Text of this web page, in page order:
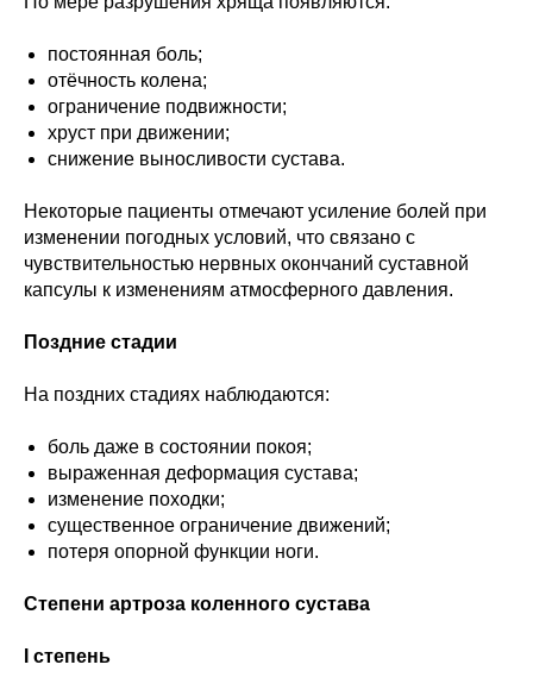
постоянная боль;
отёчность колена;
ограничение подвижности;
хруст при движении;
снижение выносливости сустава.
Некоторые пациенты отмечают усиление болей при
изменении погодных условий, что связано с
чувствительностью нервных окончаний суставной
капсулы к изменениям атмосферного давления.
Поздние стадии
На поздних стадиях наблюдаются:
боль даже в состоянии покоя;
выраженная деформация сустава;
изменение походки;
существенное ограничение движений;
потеря опорной функции ноги.
Степени артроза коленного сустава
I степень